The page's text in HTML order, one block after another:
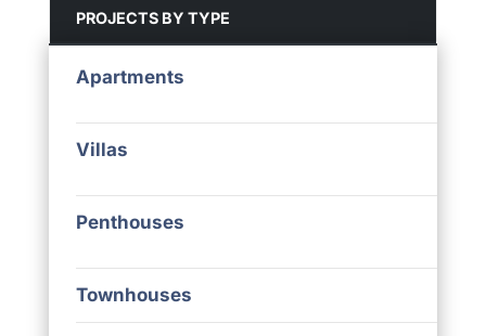
PROJECTS BY TYPE
Apartments
Villas
Penthouses
Townhouses